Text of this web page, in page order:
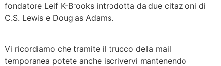
fondatore Leif K-Brooks introdotta da due citazioni di
C.S. Lewis e Douglas Adams.
Vi ricordiamo che tramite il trucco della mail
temporanea potete anche iscrivervi mantenendo